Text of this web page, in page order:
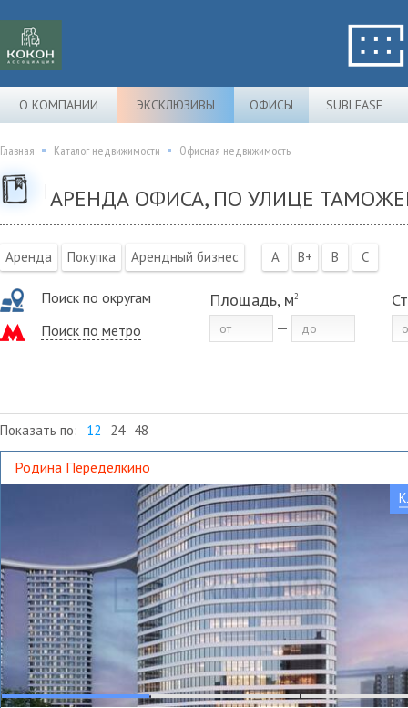
О КОМПАНИИ ЭКСКЛЮЗИВЫ ОФИСЫ SUBLEASE
Главная Каталог недвижимости Офисная недвижимость
АРЕНДА ОФИСА, ПО УЛИЦЕ
Аренда Покупка Арендный бизнес A B+ B C
Поиск по округам
Поиск по метро
Площадь, м2
Показать по: 12 24 48
Родина Переделкино